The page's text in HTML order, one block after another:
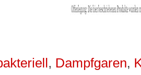
, Dampfgaren,